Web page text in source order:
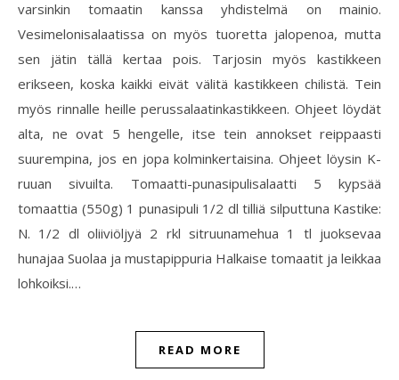
varsinkin tomaatin kanssa yhdistelmä on mainio.
Vesimelonisalaatissa on myös tuoretta jalopenoa, mutta
sen jätin tällä kertaa pois. Tarjosin myös kastikkeen
erikseen, koska kaikki eivät välitä kastikkeen chilistä. Tein
myös rinnalle heille perussalaatinkastikkeen. Ohjeet löydät
alta, ne ovat 5 hengelle, itse tein annokset reippaasti
suurempina, jos en jopa kolminkertaisina. Ohjeet löysin K-
ruuan sivuilta. Tomaatti-punasipulisalaatti 5 kypsää
tomaattia (550g) 1 punasipuli 1/2 dl tilliä silputtuna Kastike:
N. 1/2 dl oliiviöljyä 2 rkl sitruunamehua 1 tl juoksevaa
hunajaa Suolaa ja mustapippuria Halkaise tomaatit ja leikkaa
lohkoiksi.…
READ MORE